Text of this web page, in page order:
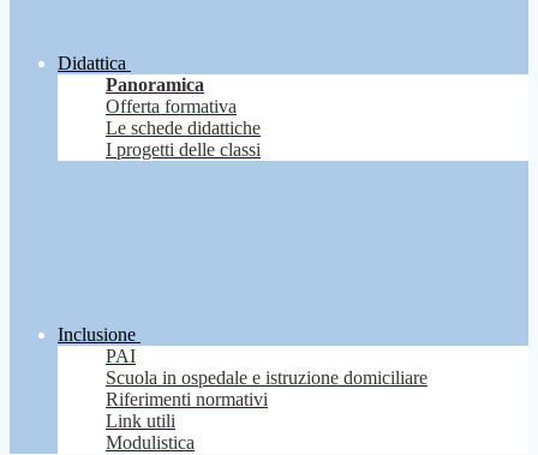
Didattica
Panoramica
Offerta formativa
Le schede didattiche
I progetti delle classi
Inclusione
PAI
Scuola in ospedale e istruzione domiciliare
Riferimenti normativi
Link utili
Modulistica